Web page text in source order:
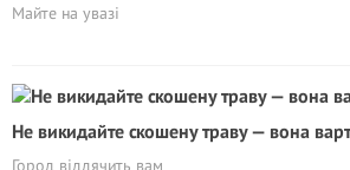
Майте на увазі
Не викидайте скошену траву — вона
Город віддячить вам